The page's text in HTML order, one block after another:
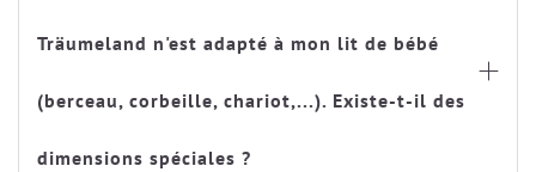
Träumeland n'est adapté à mon lit de bébé
(berceau, corbeille, chariot,...). Existe-t-il des
dimensions spéciales ?
